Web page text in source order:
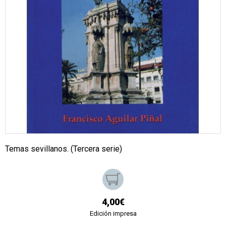
Temas sevillanos. (Tercera serie)
4,00€
Edición impresa